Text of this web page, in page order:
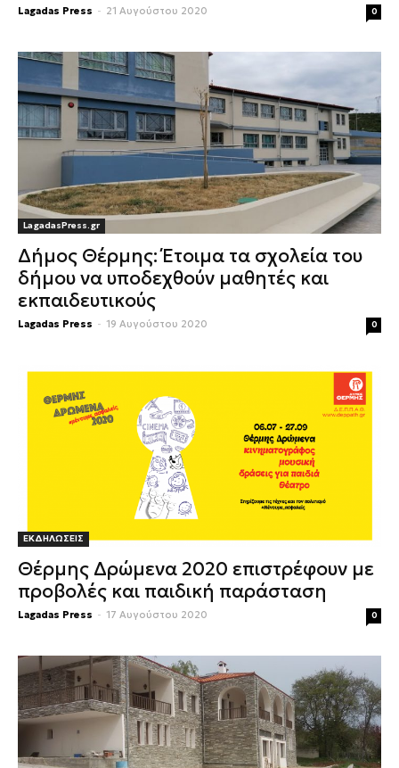
Lagadas Press - 21 Αυγούστου 2020 0
LagadasPress.gr
Δήμος Θέρμης: Έτοιμα τα σχολεία του
δήμου να υποδεχθούν μαθητές και
εκπαιδευτικούς
Lagadas Press - 19 Αυγούστου 2020 0
ΕΚΔΗΛΩΣΕΙΣ
Θέρμης Δρώμενα 2020 επιστρέφουν με
προβολές και παιδική παράσταση
Lagadas Press - 17 Αυγούστου 2020 0